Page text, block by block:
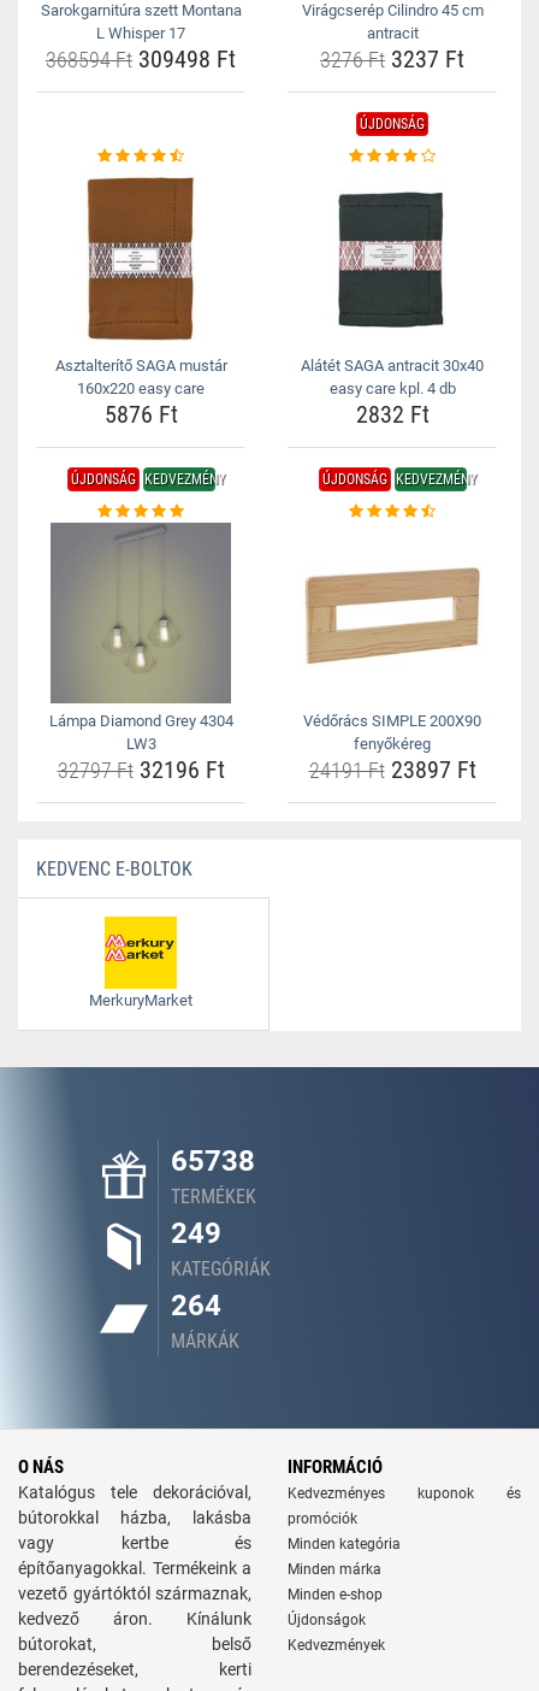
Sarokgarnitúra szett Montana
L Whisper 17
368594 Ft 309498 Ft
Virágcserép Cilindro 45 cm
antracit
3276 Ft 3237 Ft
Asztalterítő SAGA mustár
160x220 easy care
5876 Ft
ÚJDONSÁG
Alátét SAGA antracit 30x40
easy care kpl. 4 db
2832 Ft
ÚJDONSÁG KEDVEZMÉNY
Lámpa Diamond Grey 4304
LW3
32797 Ft32196 Ft
ÚJDONSÁG KEDVEZMÉNY
Védőrács SIMPLE 200X90
fenyőkéreg
24191 Ft23897 Ft
KEDVENC E-BOLTOK
MerkuryMarket
65738
TERMÉKEK
249
KATEGÓRIÁK
264
MÁRKÁK
O NÁS
Katalógus tele dekorációval,
bútorokkal házba, lakásba
vagy kertbe és
építőanyagokkal. Termékeink a
vezető gyártóktól származnak,
kedvező áron. Kínálunk
bútorokat, belső
berendezéseket, kerti
INFORMÁCIÓ
Kedvezményes kuponok és
promóciók
Minden kategória
Minden márka
Minden e-shop
Újdonságok
Kedvezmények